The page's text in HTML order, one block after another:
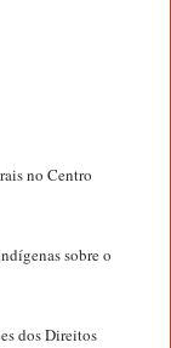
no Centro
sobre o
dos Direitos